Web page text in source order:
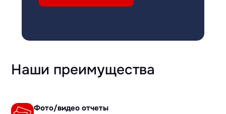
Наши преимущества
Фото/видео отчеты